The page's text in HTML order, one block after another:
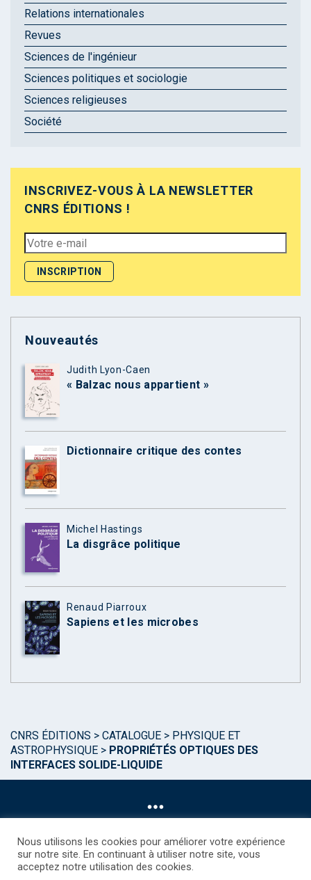
Relations internationales
Revues
Sciences de l'ingénieur
Sciences politiques et sociologie
Sciences religieuses
Société
INSCRIVEZ-VOUS À LA NEWSLETTER
CNRS ÉDITIONS !
Nouveautés
Judith Lyon-Caen
« Balzac nous appartient »
Dictionnaire critique des contes
Michel Hastings
La disgrâce politique
Renaud Piarroux
Sapiens et les microbes
CNRS ÉDITIONS > CATALOGUE > PHYSIQUE ET
ASTROPHYSIQUE > PROPRIÉTÉS OPTIQUES DES
INTERFACES SOLIDE-LIQUIDE
©CNRS EDITIONS 2025
Nous utilisons les cookies pour améliorer votre expérience
sur notre site. En continuant à utiliser notre site, vous
acceptez notre utilisation des cookies.